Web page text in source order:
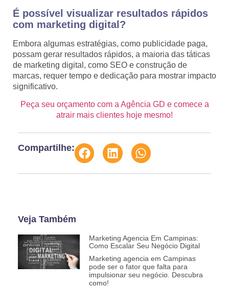
É possível visualizar resultados rápidos
com marketing digital?
Embora algumas estratégias, como publicidade paga,
possam gerar resultados rápidos, a maioria das táticas
de marketing digital, como SEO e construção de
marcas, requer tempo e dedicação para mostrar impacto
significativo.
Peça seu orçamento com a Agência GD e comece a
atrair mais clientes hoje mesmo!
Compartilhe:
Veja Também
Marketing Agencia Em Campinas:
Como Escalar Seu Negócio Digital
Marketing agencia em Campinas
pode ser o fator que falta para
impulsionar seu negócio. Descubra
como!